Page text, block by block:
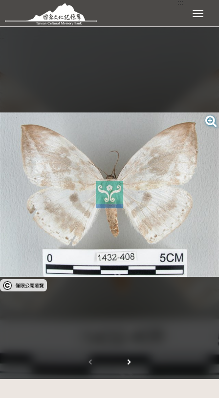
跳到主要內容區塊 展開選單
受著作權法保護-僅限於本平台有限度公開瀏覽